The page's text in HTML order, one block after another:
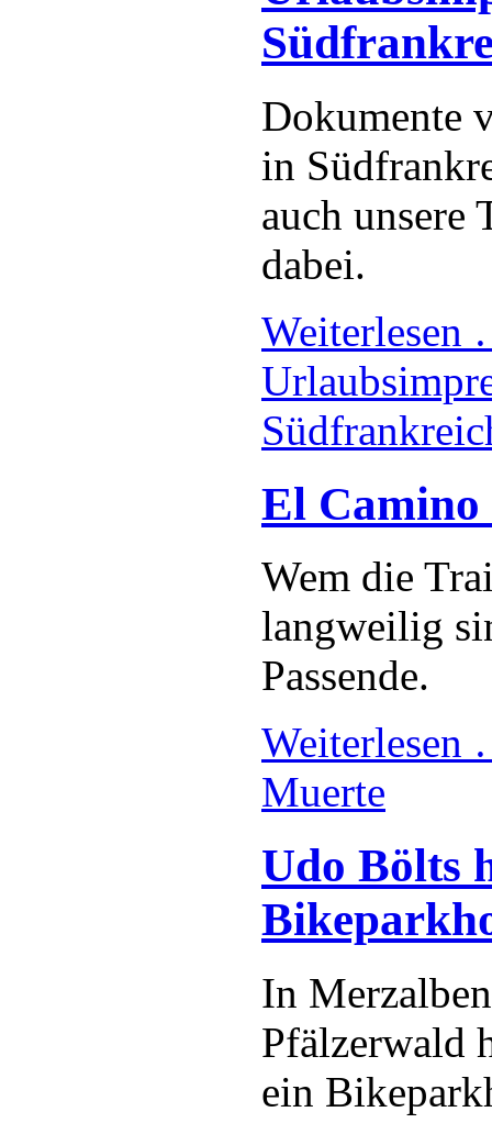
Dokumente
in
auch unsere
dabei.
El Camino
Wem die
langweilig
Passende.
Muerte
Udo Bölts
In
Pfälzerwald
ein